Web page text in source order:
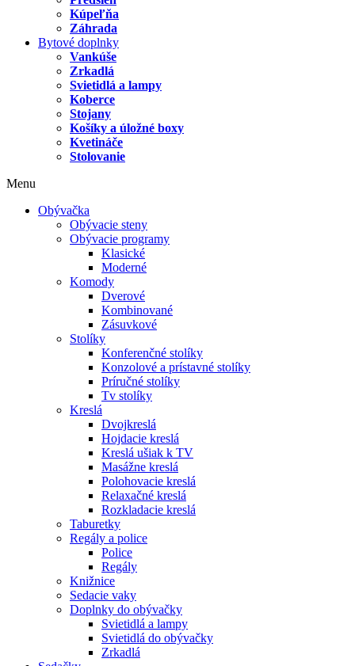
Kúpeľňa
Záhrada
Bytové doplnky
Vankúše
Zrkadlá
Svietidlá a lampy
Koberce
Stojany
Košíky a úložné boxy
Kvetináče
Stolovanie
Menu
Obývačka
Obývacie steny
Obývacie programy
Klasické
Moderné
Komody
Dverové
Kombinované
Zásuvkové
Stolíky
Konferenčné stolíky
Konzolové a prístavné stolíky
Príručné stolíky
Tv stolíky
Kreslá
Dvojkreslá
Hojdacie kreslá
Kreslá ušiak k TV
Masážne kreslá
Polohovacie kreslá
Relaxačné kreslá
Rozkladacie kreslá
Taburetky
Regály a police
Police
Regály
Knižnice
Sedacie vaky
Doplnky do obývačky
Svietidlá a lampy
Svietidlá do obývačky
Zrkadlá